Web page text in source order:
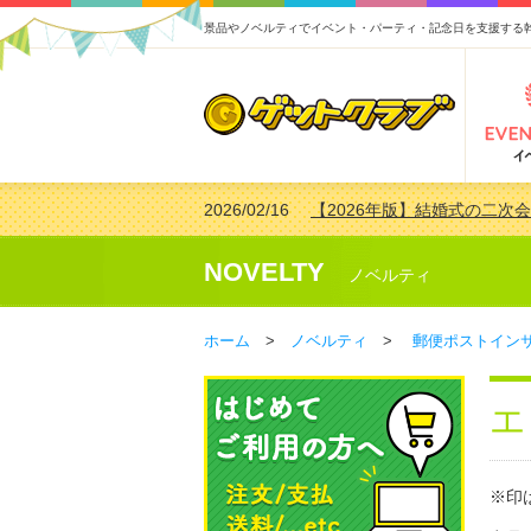
景品やノベルティでイベント・パーティ・記念日を支援する
2026/02/16【2026年版】結婚式の二次
2026/02/03【2026年版】ゴルフコンペ
2026/07/15【2026年版】ビンゴゲーム
2026/04/03 【2026年版】ゴルフコンペ
NOVELTY ノベルティ
ホーム > ノベルティ > 郵便ポストイン
※印